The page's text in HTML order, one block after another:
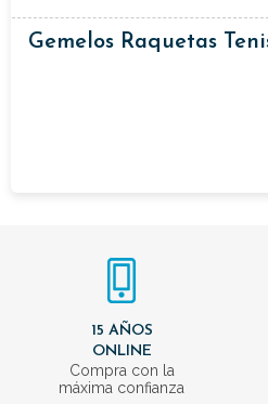
Gemelos Raquetas
15 AÑOS
ONLINE
Compra con la
máxima confianza